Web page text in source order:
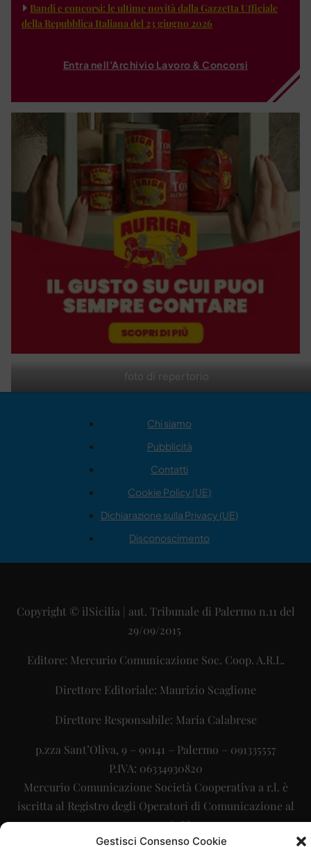
Gestisci Consenso Cookie
foto di repertorio
Bandi e concorsi: le ultime novità dalla Gazzetta Ufficiale
della Repubblica Italiana del 23 giugno 2026
Entra nell'Archivio Lavoro & Concorsi
Chi siamo
Pubblicità
Contatti
Cookie Policy (UE)
Dichiarazione sulla Privacy (UE)
Disconoscimento
Copyright © ilSicilia | aut. Tribunale di Palermo n.11 del
29/09/2015
Editore: Mercurio Comunicazione Soc. Coop. A.R.L.
Direttore Editoriale: Maurizio Scaglione
Direttore Responsabile: Maria Calabrese
p.zza Sant’Oliva, 9 – 90141 – Palermo – 091335557
P.IVA: 06334930820
Mercurio Comunicazione Società Cooperativa a r.l. è
iscritta al Registro degli Operatori di Comunicazione al
numero 26988